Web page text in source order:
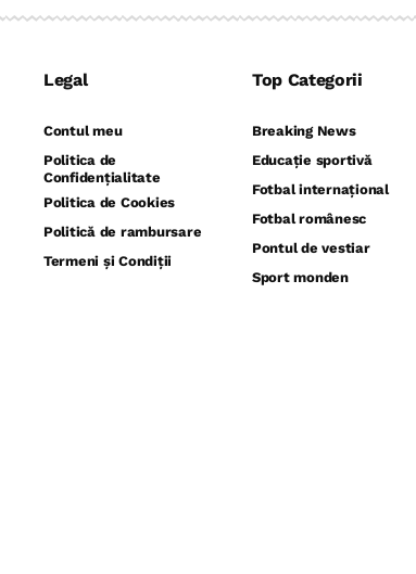
Legal
Contul meu
Politica de
Confidențialitate
Politica de Cookies
Politică de rambursare
Termeni și Condiții
Top Categorii
Breaking News
Educație sportivă
Fotbal internațional
Fotbal românesc
Pontul de vestiar
Sport monden